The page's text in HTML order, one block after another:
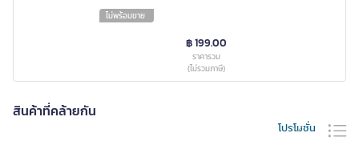
ไม่พร้อมขาย
฿ 199.00
ราคารวม
(ไม่รวมภาษี)
สินค้าที่คล้ายกัน
โปรโมชั่น